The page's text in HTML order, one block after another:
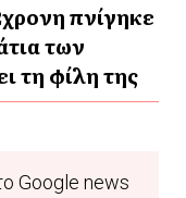
πνίγηκε
των
τη φίλη της
Google news